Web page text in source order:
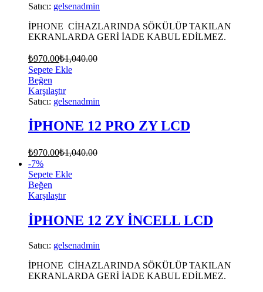
Satıcı: gelsenadmin
İPHONE CİHAZLARINDA SÖKÜLÜP TAKILAN
EKRANLARDA GERİ İADE KABUL EDİLMEZ.
₺970.00₺1,040.00
Sepete Ekle
Beğen
Karşılaştır
Satıcı: gelsenadmin
İPHONE 12 PRO ZY LCD
₺970.00₺1,040.00
-7%
Sepete Ekle
Beğen
Karşılaştır
İPHONE 12 ZY İNCELL LCD
Satıcı: gelsenadmin
İPHONE CİHAZLARINDA SÖKÜLÜP TAKILAN
EKRANLARDA GERİ İADE KABUL EDİLMEZ.